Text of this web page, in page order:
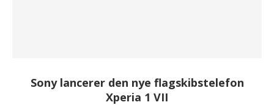
Sony lancerer den nye flagskibstelefon
Xperia 1 VII